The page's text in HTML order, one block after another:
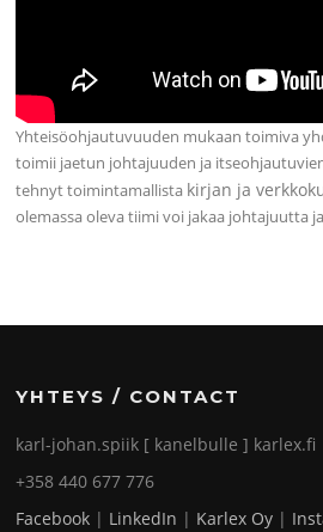
Yhteisöohjautuvuuden mukaan toimiva
toimii jaetun johtajuuden ja
tehnyt toimintamallista kirjan ja
olemassa oleva tiimi voi jakaa johtajuutta
YHTEYS / CONTACT
karl-johan.spiik [ kanelbulle ] karlex.fi
+358 440 677 776
Facebook | LinkedIn | Karlex Oy |